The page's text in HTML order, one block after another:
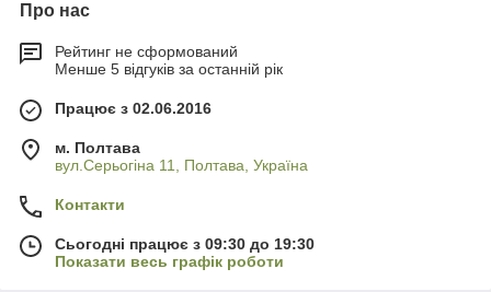
Про нас
Рейтинг не сформований
Менше 5 відгуків за останній рік
Працює з 02.06.2016
м. Полтава
вул.Серьогіна 11, Полтава, Україна
Контакти
Сьогодні працює з 09:30 до 19:30
Показати весь графік роботи